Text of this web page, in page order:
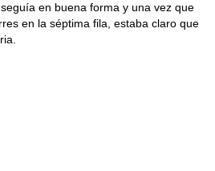
en buena forma y una vez que
en la séptima fila, estaba claro que